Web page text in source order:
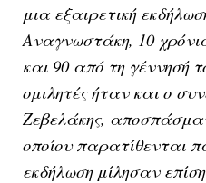
μια εξαιρετική
Αναγνωστάκη, 10
και 90 από τη γέννησή
ομιλητές ήταν και ο
Ζεβελάκης, α
οποίου παρατίθενται
εκδήλωση μίλησαν